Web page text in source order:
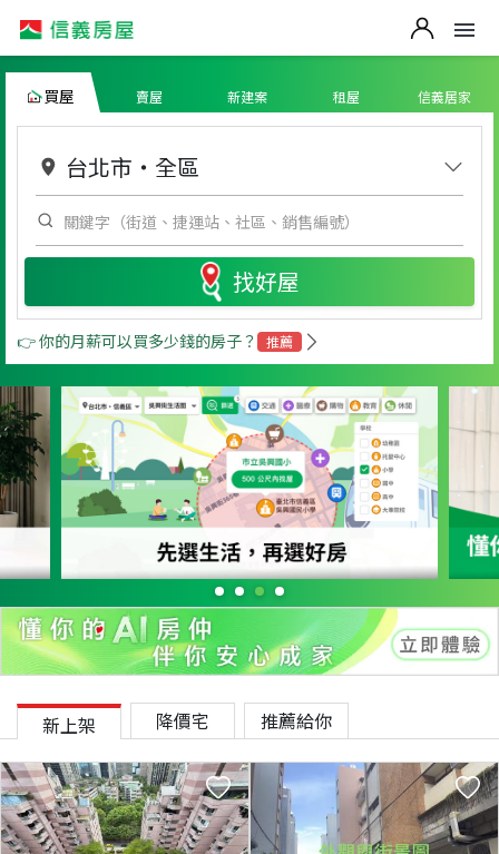
買屋 賣屋 新建案 租屋 信義居家
台北市 ・ 全區
找好屋
👉 你的月薪可以買多少錢的房子？ 推薦
新上架 降價宅 推薦給你